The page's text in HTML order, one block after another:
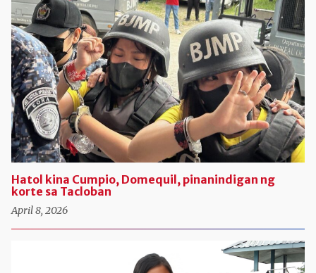
Hatol kina Cumpio, Domequil, pinanindigan ng
korte sa Tacloban
April 8, 2026